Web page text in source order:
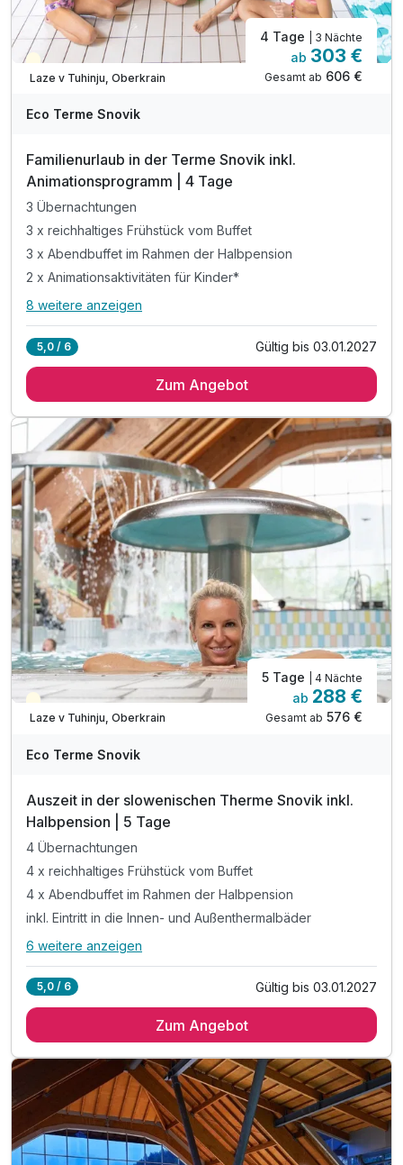
Teilweise ausgelastet
Laze v Tuhinju, Oberkrain
4 Tage | 3 Nächte
ab 303 €
Gesamt ab 606 €
Eco Terme Snovik
Familienurlaub in der Terme Snovik inkl.
Animationsprogramm | 4 Tage
3 Übernachtungen
3 x reichhaltiges Frühstück vom Buffet
3 x Abendbuffet im Rahmen der Halbpension
2 x Animationsaktivitäten für Kinder*
Alle Inklusivleistungen
3 x reichhaltiges Frühstück vom Buffet
2 x Animationsaktivitäten für Kinder*
inkl. Eintritt in die Innen- und Außenthermalbäder
inkl. Leitfaden zur Familienerforschung**
inkl. Snovicek Malbuch für Kinder
inkl. Nacht-Fackelwanderung zur Thermalquelle***
inkl. Eintritt in die Innen- und Außenthermalbäder
inkl. Nachtschwimmen in den Thermalbädern****
inkl. Outdoor-Fitnessbereich & Kneipp-Barfußwege
inkl. traditionell slowenisches Abendessen*****
8 weitere anzeigen
5,0 / 6 Gültig bis 03.01.2027
Zum Angebot
Teilweise ausgelastet
Laze v Tuhinju, Oberkrain
5 Tage | 4 Nächte
ab 288 €
Gesamt ab 576 €
Eco Terme Snovik
Auszeit in der slowenischen Therme Snovik inkl.
Halbpension | 5 Tage
4 Übernachtungen
4 x reichhaltiges Frühstück vom Buffet
4 x Abendbuffet im Rahmen der Halbpension
inkl. Eintritt in die Innen- und Außenthermalbäder
Alle Inklusivleistungen
4 x reichhaltiges Frühstück vom Buffet
inkl. Eintritt in die Innen- und Außenthermalbäder
inkl. Kneippbäder & geführte Wassergymnastik
inkl. Nachtschwimmen in den Thermalbädern*
inkl. traditionell slowenisches Abendessen**
6 weitere anzeigen
5,0 / 6 Gültig bis 03.01.2027
Zum Angebot